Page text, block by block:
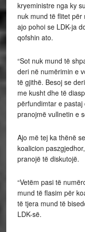
kryeministre nga ky
nuk mund të flitet
ajo pohoi se LDK-ja
qofshin ato.
“Sot nuk mund të
deri në numërimin e
të gjithë. Besoj se
me kusht dhe të
përfundimtar e
pranojmë vullnetin e
Ajo më tej ka thënë
koalicion
pranojë të diskutojë.
“Vetëm pasi të
mund të flasim për
të tjera mund të
LDK-së.